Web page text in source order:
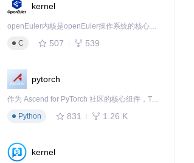
kernel
openEuler内核是openEuler操作系统的核心，既是系统性能与稳定性的基石，也是连接处理器、设备与服务的桥梁。
C
507 539
pytorch
作为 Ascend for PyTorch 社区的核心组件，TorchNPU 是昇腾专为 PyTorch 打造的深度学习适配插件，使 PyTorch 框架能够直接调用昇腾 NPU，为开发者提供昇腾 AI 处理器的超强算力。
Python
831 1.26 K
kernel